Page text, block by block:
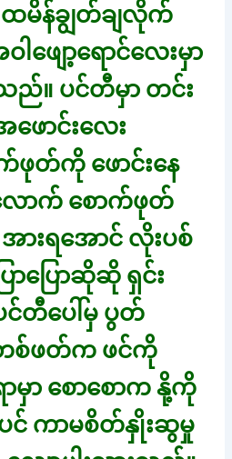
မိန်ချွတ်ချလိုက်
ျော့ရောင်လေးမှာ
ည်။ ပင်တီမှာ တင်း
ောင်းလေး
ဖုတ်ကို ဖောင်းနေ
ာက် စောက်ဖုတ်
းရအောင် လိုးပစ်
ာပြောဆိုဆို ရှင်း
တီပေါ်မှ ပွတ်
စ်ဖတ်က ဖင်ကို
မှာ စောစောက နို့ကို
င် ကာမစိတ်နှိုးဆွမှု